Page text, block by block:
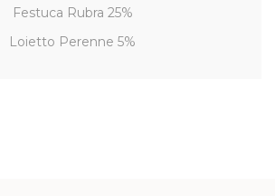
Festuca Rubra 25%
Loietto Perenne 5%